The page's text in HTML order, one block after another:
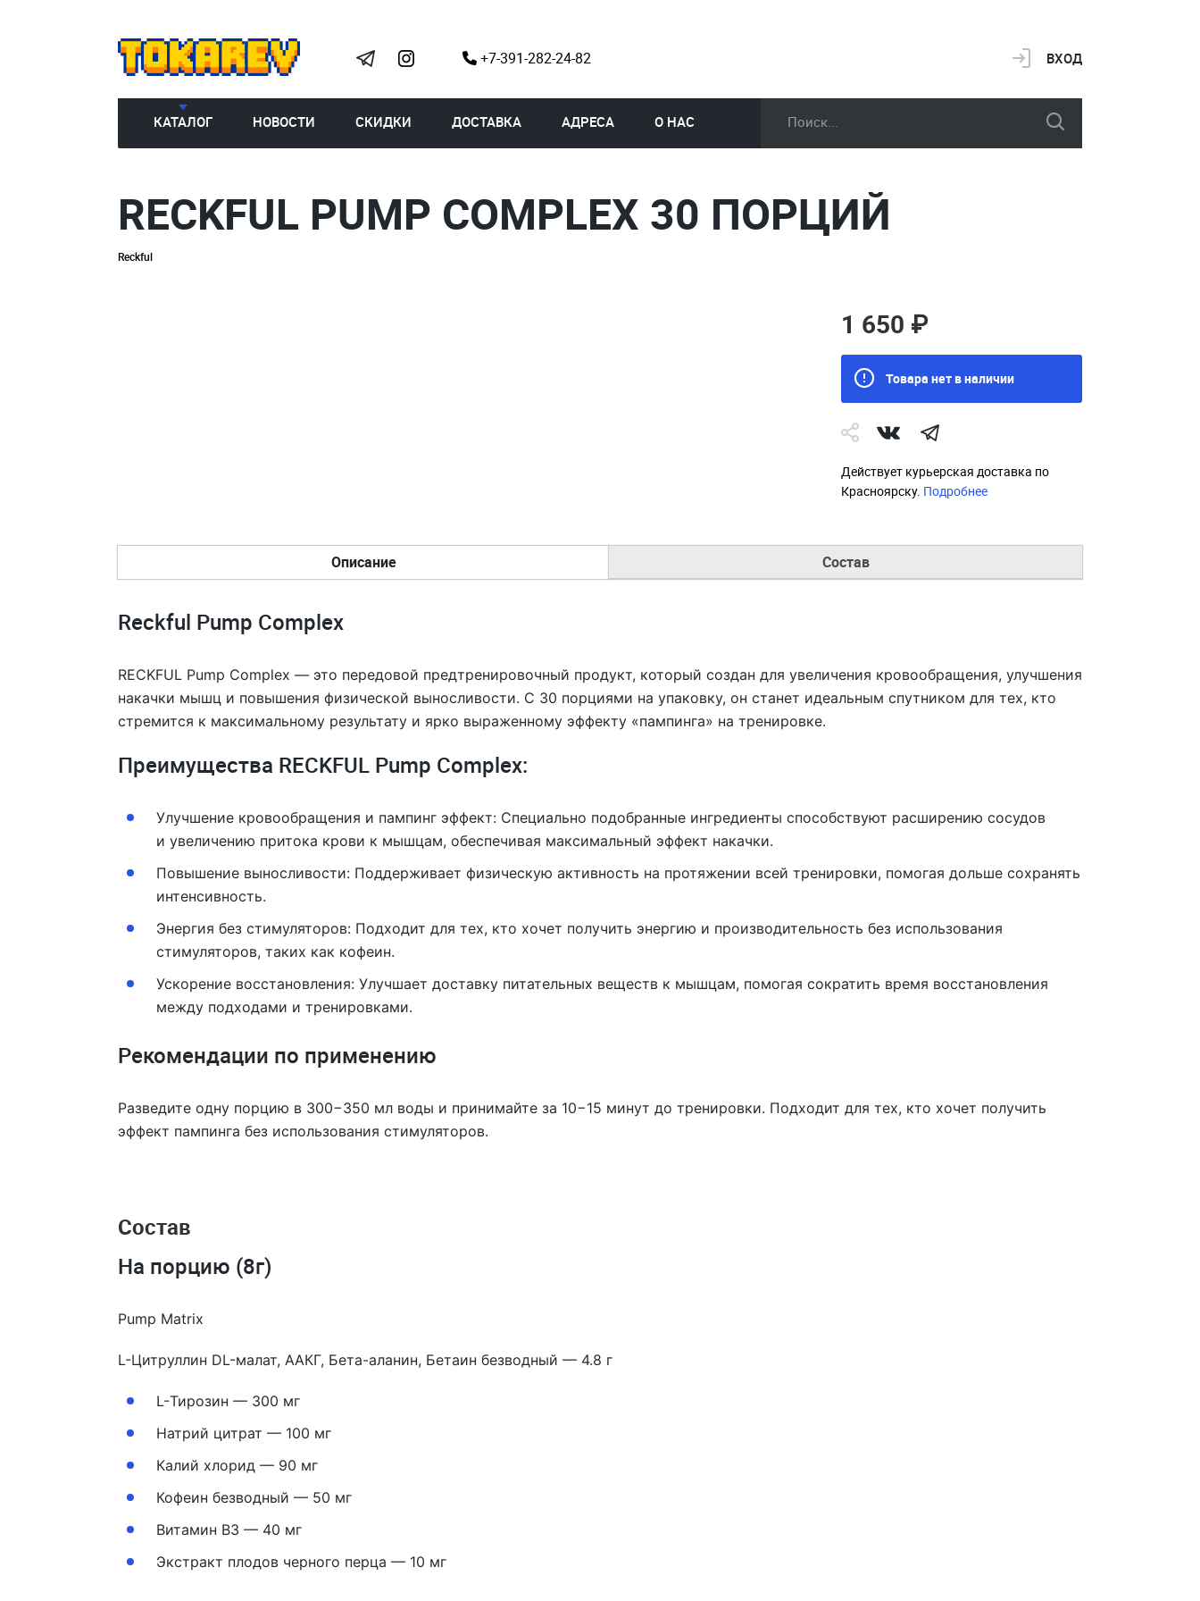
+7-391-282-24-82 ВХОД
КАТАЛОГ НОВОСТИ СКИДКИ ДОСТАВКА АДРЕСА О НАС
RECKFUL PUMP СOMPLEX 30 ПОРЦИЙ
Reckful
1 650 ₽
Товара нет в наличии
Действует курьерская доставка по
Красноярску. Подробнее
Описание Состав
Reckful Pump Сomplex
RECKFUL Pump Complex — это передовой предтренировочный продукт, который создан для увеличения кровообращения, улучшения
накачки мышц и повышения физической выносливости. С 30 порциями на упаковку, он станет идеальным спутником для тех, кто
стремится к максимальному результату и ярко выраженному эффекту «пампинга» на тренировке.
Преимущества RECKFUL Pump Complex:
Улучшение кровообращения и пампинг эффект: Специально подобранные ингредиенты способствуют расширению сосудов
и увеличению притока крови к мышцам, обеспечивая максимальный эффект накачки.
Повышение выносливости: Поддерживает физическую активность на протяжении всей тренировки, помогая дольше сохранять
интенсивность.
Энергия без стимуляторов: Подходит для тех, кто хочет получить энергию и производительность без использования
стимуляторов, таких как кофеин.
Ускорение восстановления: Улучшает доставку питательных веществ к мышцам, помогая сократить время восстановления
между подходами и тренировками.
Рекомендации по применению
Разведите одну порцию в 300−350 мл воды и принимайте за 10−15 минут до тренировки. Подходит для тех, кто хочет получить
эффект пампинга без использования стимуляторов.
Состав
На порцию (8г)
Pump Matrix
L-Цитруллин DL-малат, ААКГ, Бета-аланин, Бетаин безводный — 4.8 г
L-Тирозин — 300 мг
Натрий цитрат — 100 мг
Калий хлорид — 90 мг
Кофеин безводный — 50 мг
Витамин B3 — 40 мг
Экстракт плодов черного перца — 10 мг